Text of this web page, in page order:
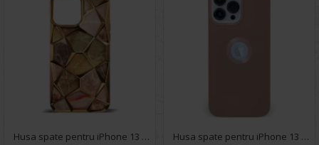
Husa spate pentru iPhone 13 Pro Max - Yoop Case Gold Husa spate pentru iPhone 13 Pro Max - Circle Case Roz Prafuit & Roz